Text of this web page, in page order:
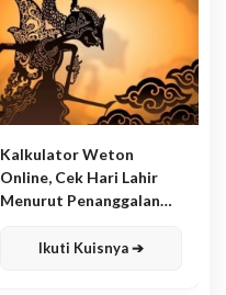
Kalkulator Weton
Online, Cek Hari Lahir
Menurut Penanggalan
Ikuti Kuisnya ➔